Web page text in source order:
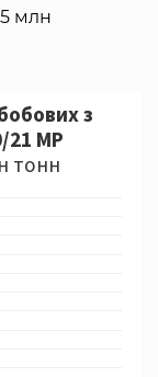
млн